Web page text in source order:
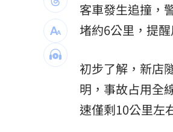
綠5戰將推父親節
快移車！新北高灘
奉獻醫學研究逾40
捲校園霸凌爭議
鄭麗文脫口稱「台
客車發生追撞，
堵約6公里，提醒
初步了解，新店
明，事故占用全
速僅剩10公里左